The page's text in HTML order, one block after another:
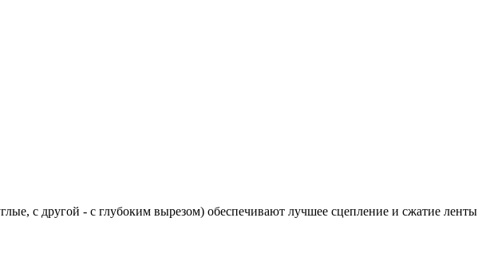
с другой - с глубоким вырезом) обеспечивают лучшее сцепление и сжатие ленты